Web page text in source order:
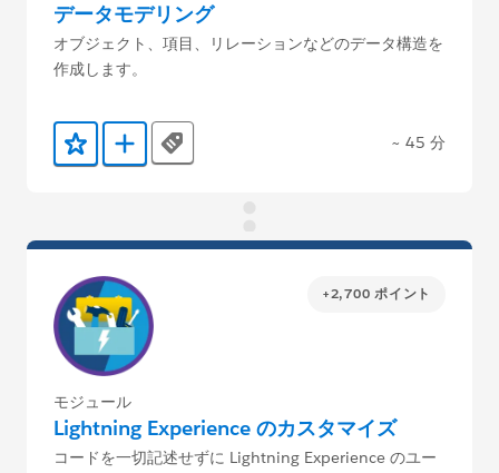
データモデリング
オブジェクト、項目、リレーションなどのデータ構造を
作成します。
お気に入りに保存する
Trailmix に追加
Tags ~ 45 分
+2,700 ポイント
モジュール
Lightning Experience のカスタマイズ
コードを一切記述せずに Lightning Experience のユー